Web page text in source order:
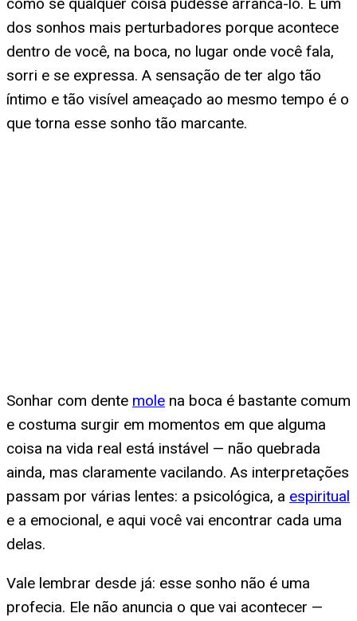
como se qualquer coisa pudesse arrancá-lo. É um
dos sonhos mais perturbadores porque acontece
dentro de você, na boca, no lugar onde você fala,
sorri e se expressa. A sensação de ter algo tão
íntimo e tão visível ameaçado ao mesmo tempo é o
que torna esse sonho tão marcante.
Sonhar com dente mole na boca é bastante comum
e costuma surgir em momentos em que alguma
coisa na vida real está instável — não quebrada
ainda, mas claramente vacilando. As interpretações
passam por várias lentes: a psicológica, a espiritual
e a emocional, e aqui você vai encontrar cada uma
delas.
Vale lembrar desde já: esse sonho não é uma
profecia. Ele não anuncia o que vai acontecer —